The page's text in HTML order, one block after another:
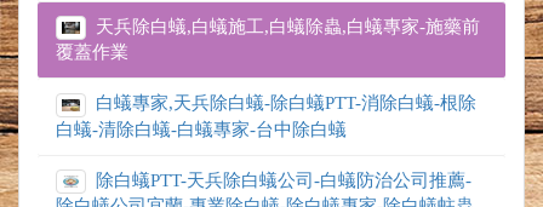
天兵除白蟻,白蟻施工,白蟻除蟲,白蟻專家-施藥前
覆蓋作業
白蟻專家,天兵除白蟻-除白蟻PTT-消除白蟻-根除
白蟻-清除白蟻-白蟻專家-台中除白蟻
除白蟻PTT-天兵除白蟻公司-白蟻防治公司推薦-